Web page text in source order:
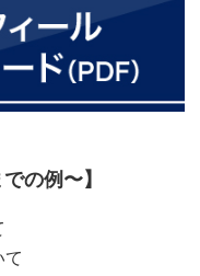
の例〜】
て